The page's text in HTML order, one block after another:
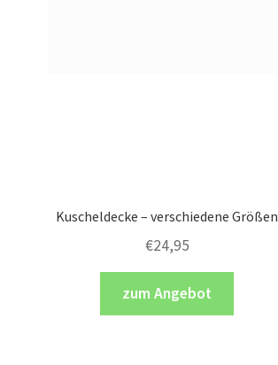
Kuscheldecke – verschiedene Größen
€24,95
zum Angebot